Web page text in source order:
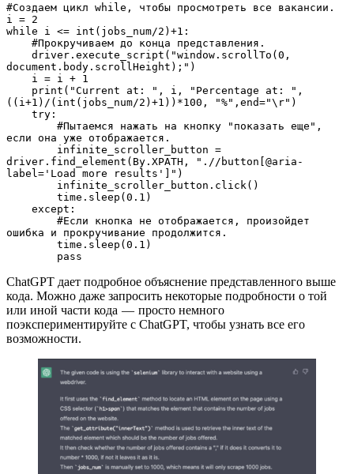
#Создаем цикл while, чтобы просмотреть все вакансии.
i = 2
while i <= int(jobs_num/2)+1:
    #Прокручиваем до конца представления.
document.body.scrollHeight);")
    i = i + 1
((i+1)/(int(jobs_num/2)+1))*100, "%",end="\r")
    try:
если она уже отображается.
driver.find_element(By.XPATH, ".//button[@aria-
label='Load more results']")
        infinite_scroller_button.click()
        time.sleep(0.1)
    except:
ошибка и прокручивание продолжится.
        time.sleep(0.1)
        pass
ChatGPT дает подробное объяснение представленного выше
кода. Можно даже запросить некоторые подробности о той
или иной части кода — просто немного
поэкспериментируйте с ChatGPT, чтобы узнать все его
возможности.